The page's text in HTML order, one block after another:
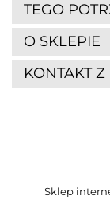
TEGO
O SKLEPIE
KONTAKT
Sklep